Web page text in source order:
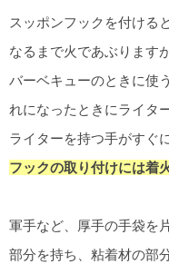
スッポンフックを付ける
なるまで火であぶります
バーベキューのときに使
れになったときにライタ
ライターを持つ手がすぐ
フックの取り付けには着
軍手など、厚手の手袋を
部分を持ち、粘着材の部